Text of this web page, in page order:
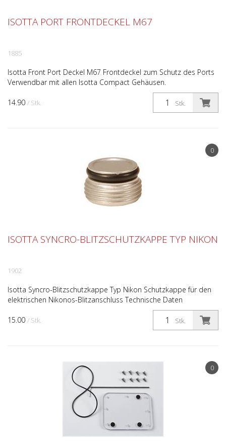
14.90 / Stk. Stk.
ISOTTA PORT FRONTDECKEL M67
1885
Isotta Front Port Deckel M67 Frontdeckel zum Schutz des Ports
Verwendbar mit allen Isotta Compact Gehäusen.
0
15.00 / Stk. Stk.
ISOTTA SYNCRO-BLITZSCHUTZKAPPE TYP NIKON
1902
Isotta Syncro-Blitzschutzkappe Typ Nikon Schutzkappe für den
elektrischen Nikonos-Blitzanschluss Technische Daten
Eloxiertes, antikorodales Aluminium Im Lieferumfang Kap...
0